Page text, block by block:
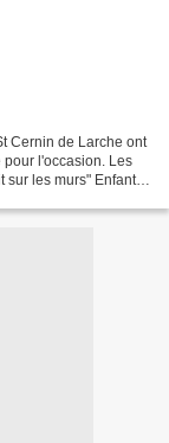
Cernin de Larche ont
l'occasion. Les
les murs" Enfants,